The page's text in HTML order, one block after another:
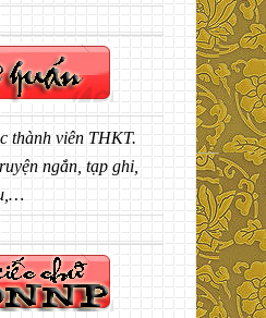
thành viên THKT.
ngắn, tạp ghi,